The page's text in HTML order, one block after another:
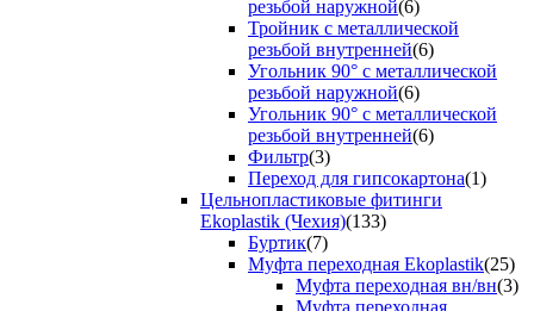
резьбой наружной(6)
Тройник с металлической
резьбой внутренней(6)
Угольник 90° с металлической
резьбой наружной(6)
Угольник 90° с металлической
резьбой внутренней(6)
Фильтр(3)
Переход для гипсокартона(1)
Цельнопластиковые фитинги
Ekoplastik (Чехия)(133)
Буртик(7)
Муфта переходная Ekoplastik(25)
Муфта переходная вн/вн(3)